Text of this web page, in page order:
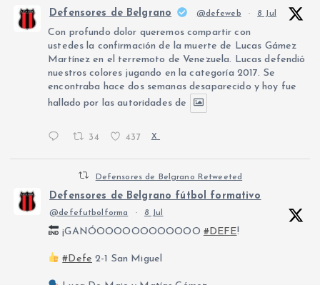
Defensores de Belgrano @defeweb · 8 Jul
Con profundo dolor queremos compartir con
ustedes la confirmación de la muerte de Lucas Gámez
Martínez en el terremoto de Venezuela. Lucas defendió
nuestros colores jugando en la categoría 2017. Se
encontraba hace dos semanas desaparecido y hoy fue
hallado por las autoridades de
34 437 X
Defensores de Belgrano Retweeted
Defensores de Belgrano fútbol formativo
@defefutbolforma · 8 Jul
¡GANÓOOOOOOOOOOOO #DEFE!
#Defe 2-1 San Miguel